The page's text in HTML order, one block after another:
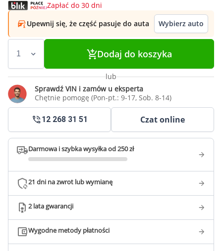
Zapłać do 30 dni
Upewnij się, że część pasuje do auta
Wybierz auto
Dodaj do koszyka
lub
Sprawdź VIN i zamów u eksperta
Chętnie pomogę (Pon-pt.: 9-17, Sob. 8-14)
12 268 31 51 Czat online
Darmowa i szybka wysyłka od 250 zł
21 dni na zwrot lub wymianę
2 lata gwarancji
Wygodne metody płatności